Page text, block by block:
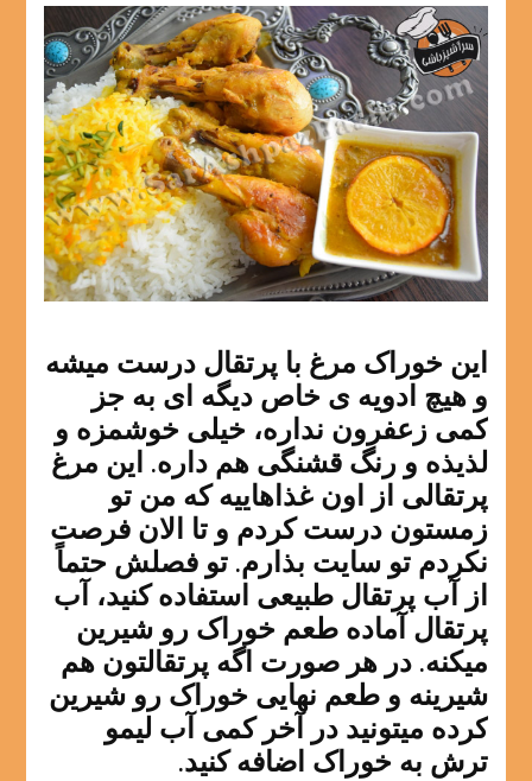
این خوراک مرغ با پرتقال درست میشه
و هیچ ادویه ی خاص دیگه ای به جز
کمی زعفرون نداره، خیلی خوشمزه و
لذیذه و رنگ قشنگی هم داره. این مرغ
پرتقالی از اون غذاهاییه که من تو
زمستون درست کردم و تا الان فرصت
نکردم تو سایت بذارم. تو فصلش حتماً
از آب پرتقال طبیعی استفاده کنید، آب
پرتقال آماده طعم خوراک رو شیرین
میکنه. در هر صورت اگه پرتقالتون هم
شیرینه و طعم نهایی خوراک رو شیرین
کرده میتونید در آخر کمی آب لیمو
ترش به خوراک اضافه کنید.